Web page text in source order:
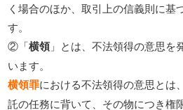
く場合のほか、取引上の信義則に基
す。
②「横領 」とは、不法領得の意思を
います。
横領罪における不法領得の意思とは
託の任務に背いて、その物につき権